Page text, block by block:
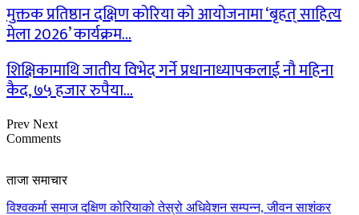
मुक्तक प्रतिष्ठान दक्षिण कोरिया को आयोजनामा ‘बृहत् साहित्य
मेला 2026’ कार्यक्रम…
शिक्षिकामाथि जातीय विभेद गर्ने प्रधानाध्यापकलाई नौ महिना
कैद, ७५ हजार रुपैया…
Prev Next
Comments
ताजा समाचार
विश्वकर्मा समाज दक्षिण कोरियाको तेस्रो अधिवेशन सम्पन्न, जीवन साशंकर